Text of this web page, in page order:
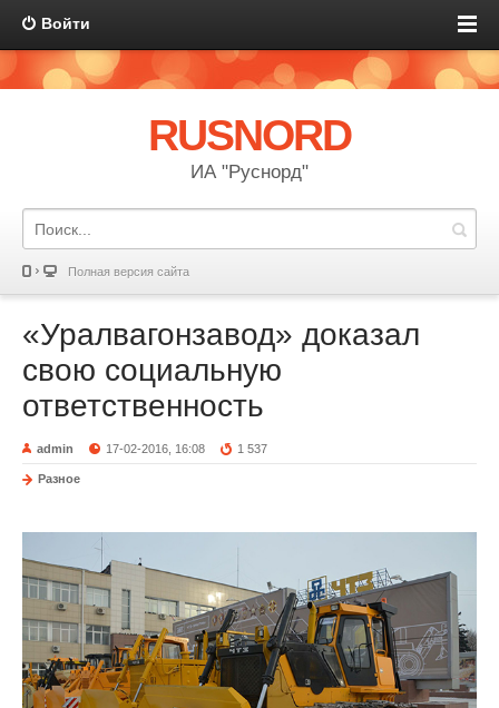
Войти
RUSNORD
ИА "Руснорд"
Полная версия сайта
«Уралвагонзавод» доказал
свою социальную
ответственность
admin 17-02-2016, 16:08 1 537
Разное